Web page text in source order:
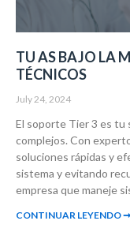
TU AS BAJO LA
TÉCNICOS
July 24, 2024
El soporte Tier 3 es tu
complejos. Con
soluciones rápidas y
sistema y evitando
empresa que maneje
CONTINUAR LEYENDO ➞